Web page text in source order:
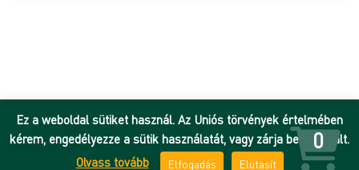
Ez a weboldal sütiket használ. Az Uniós törvények értelmében
kérem, engedélyezze a sütik használatát, vagy zárja be az oldalt.
Olvass tovább
Elfogadás Elutasít
0